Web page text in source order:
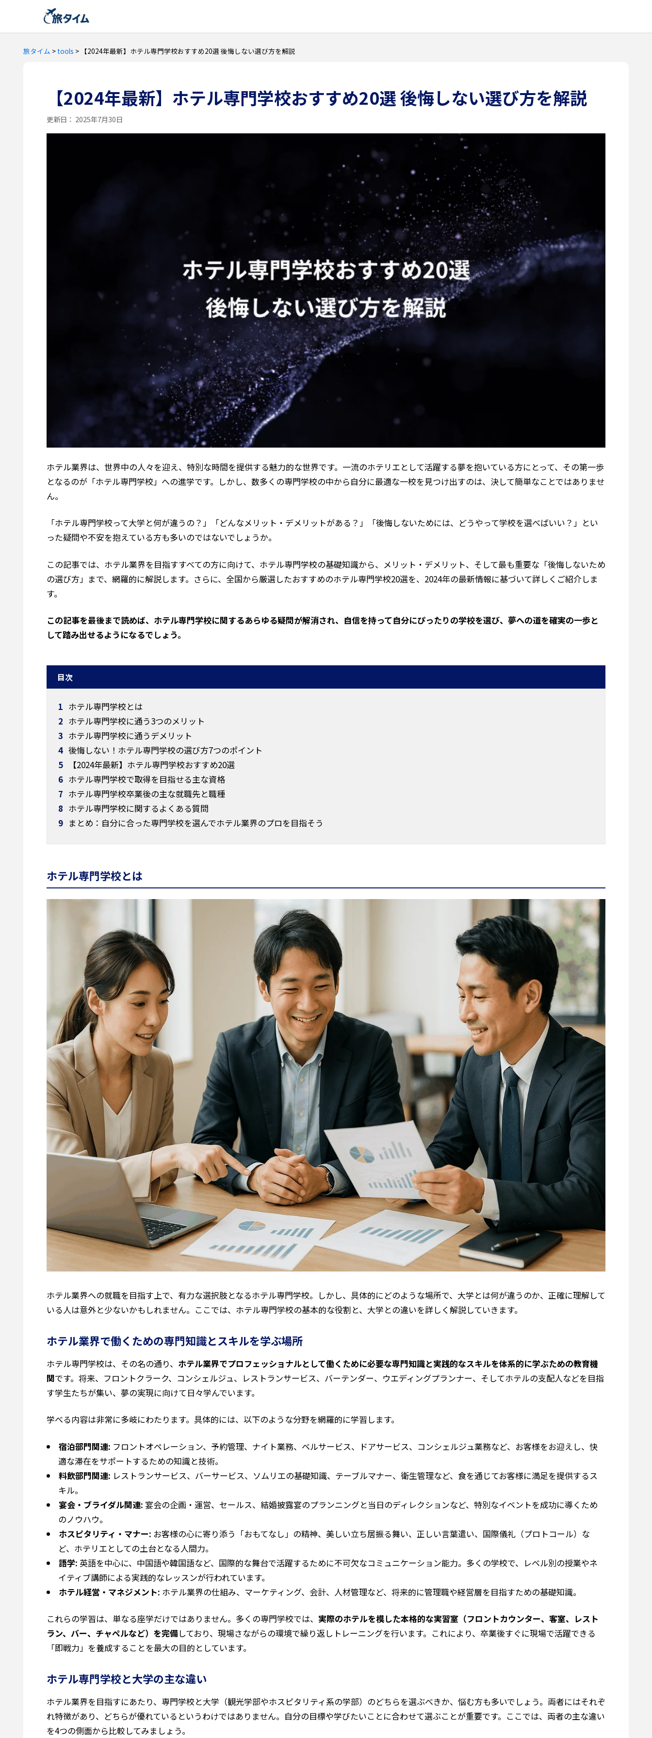
旅タイム > tools > 【2024年最新】ホテル専門学校おすすめ20選 後悔しない選び方を解説
【2024年最新】ホテル専門学校おすすめ20選 後悔しない選び方を解説
更新日： 2025年7月30日
ホテル業界は、世界中の人々を迎え、特別な時間を提供する魅力的な世界です。一流のホテリエとして活躍する夢を抱いている方にとって、その第一歩
となるのが「ホテル専門学校」への進学です。しかし、数多くの専門学校の中から自分に最適な一校を見つけ出すのは、決して簡単なことではありませ
ん。
「ホテル専門学校って大学と何が違うの？」「どんなメリット・デメリットがある？」「後悔しないためには、どうやって学校を選べばいい？」とい
った疑問や不安を抱えている方も多いのではないでしょうか。
この記事では、ホテル業界を目指すすべての方に向けて、ホテル専門学校の基礎知識から、メリット・デメリット、そして最も重要な「後悔しないため
の選び方」まで、網羅的に解説します。さらに、全国から厳選したおすすめのホテル専門学校20選を、2024年の最新情報に基づいて詳しくご紹介しま
す。
この記事を最後まで読めば、ホテル専門学校に関するあらゆる疑問が解消され、自信を持って自分にぴったりの学校を選び、夢への道を確実の一歩と
して踏み出せるようになるでしょう。
目次
1 ホテル専門学校とは
2 ホテル専門学校に通う3つのメリット
3 ホテル専門学校に通うデメリット
4 後悔しない！ホテル専門学校の選び方7つのポイント
5
【2024年最新】ホテル専門学校おすすめ20選
6 ホテル専門学校で取得を目指せる主な資格
7 ホテル専門学校卒業後の主な就職先と職種
8 ホテル専門学校に関するよくある質問
9 まとめ：自分に合った専門学校を選んでホテル業界のプロを目指そう
ホテル専門学校とは
ホテル業界への就職を目指す上で、有力な選択肢となるホテル専門学校。しかし、具体的にどのような場所で、大学とは何が違うのか、正確に理解して
いる人は意外と少ないかもしれません。ここでは、ホテル専門学校の基本的な役割と、大学との違いを詳しく解説していきます。
ホテル業界で働くための専門知識とスキルを学ぶ場所
ホテル専門学校は、その名の通り、 ホテル業界でプロフェッショナルとして働くために必要な専門知識と実践的なスキルを体系的に学ぶための教育機
関です。将来、フロントクラーク、コンシェルジュ、レストランサービス、バーテンダー、ウエディングプランナー、そしてホテルの支配人などを目指
す学生たちが集い、夢の実現に向けて日々学んでいます。
学べる内容は非常に多岐にわたります。具体的には、以下のような分野を網羅的に学習します。
宿泊部門関連: フロントオペレーション、予約管理、ナイト業務、ベルサービス、ドアサービス、コンシェルジュ業務など、お客様をお迎えし、快
適な滞在をサポートするための知識と技術。
料飲部門関連: レストランサービス、バーサービス、ソムリエの基礎知識、テーブルマナー、衛生管理など、食を通じてお客様に満足を提供するス
キル。
宴会・ブライダル関連: 宴会の企画・運営、セールス、結婚披露宴のプランニングと当日のディレクションなど、特別なイベントを成功に導くため
のノウハウ。
ホスピタリティ・マナー: お客様の心に寄り添う「おもてなし」の精神、美しい立ち居振る舞い、正しい言葉遣い、国際儀礼（プロトコール）な
ど、ホテリエとしての土台となる人間力。
語学: 英語を中心に、中国語や韓国語など、国際的な舞台で活躍するために不可欠なコミュニケーション能力。多くの学校で、レベル別の授業やネ
イティブ講師による実践的なレッスンが行われています。
ホテル経営・マネジメント: ホテル業界の仕組み、マーケティング、会計、人材管理など、将来的に管理職や経営層を目指すための基礎知識。
これらの学習は、単なる座学だけではありません。多くの専門学校では、 実際のホテルを模した本格的な実習室（フロントカウンター、客室、レスト
ラン、バー、チャペルなど）を完備しており、現場さながらの環境で繰り返しトレーニングを行います。これにより、卒業後すぐに現場で活躍できる
「即戦力」を養成することを最大の目的としています。
ホテル専門学校と大学の主な違い
ホテル業界を目指すにあたり、専門学校と大学（観光学部やホスピタリティ系の学部）のどちらを選ぶべきか、悩む方も多いでしょう。両者にはそれぞ
れ特徴があり、どちらが優れているというわけではありません。自分の目標や学びたいことに合わせて選ぶことが重要です。ここでは、両者の主な違い
を4つの側面から比較してみましょう。